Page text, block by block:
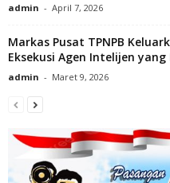
admin - April 7, 2026
Markas Pusat TPNPB
Eksekusi Agen Intelijen
admin - Maret 9, 2026